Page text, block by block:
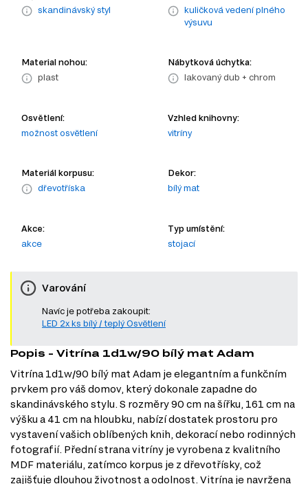
skandinávský styl
kuličková vedení plného
výsuvu
Material nohou:
plast
Nábytková úchytka:
lakovaný dub + chrom
Osvětlení:
možnost osvětlení
Vzhled knihovny:
vitríny
Materiál korpusu:
dřevotříska
Dekor:
bílý mat
Akce:
akce
Typ umístění:
stojací
Varování
Navíc je potřeba zakoupit:
LED 2x ks bílý / teplý Osvětlení
Popis - Vitrína 1d1w/90 bílý mat Adam
Vitrína 1d1w/90 bílý mat Adam je elegantním a funkčním
prvkem pro váš domov, který dokonale zapadne do
skandinávského stylu. S rozměry 90 cm na šířku, 161 cm na
výšku a 41 cm na hloubku, nabízí dostatek prostoru pro
vystavení vašich oblíbených knih, dekorací nebo rodinných
fotografií. Přední strana vitríny je vyrobena z kvalitního
MDF materiálu, zatímco korpus je z dřevotřísky, což
zajišťuje dlouhou životnost a odolnost. Vitrína je navržena